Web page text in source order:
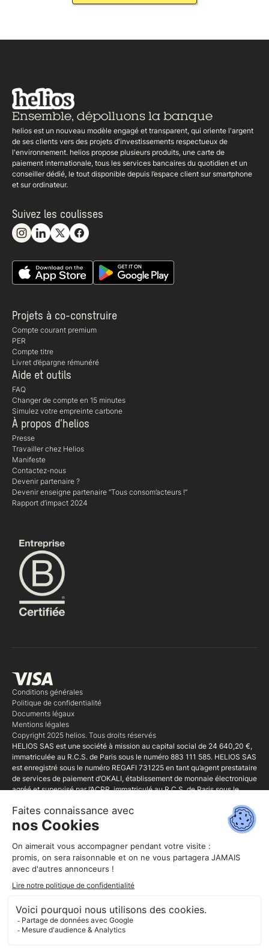
Ensemble, dépolluons la banque
helios est un nouveau modèle engagé et transparent, qui oriente l'argent
de ses clients vers des projets d'investissements respectueux de
l'environnement. helios propose plusieurs produits, une carte de
paiement internationale, tous les services bancaires du quotidien et un
conseiller dédié, le tout disponible depuis l’espace client sur smartphone
et sur ordinateur.
Suivez les coulisses
Projets à co-construire
Compte courant premium
PER
Compte titre
Livret d’épargne rémunéré
Aide et outils
FAQ
Changer de compte en 15 minutes
Simulez votre empreinte carbone
À propos d’helios
Presse
Travailler chez Helios
Manifeste
Contactez-nous
Devenir partenaire ?
Devenir enseigne partenaire “Tous consom’acteurs !“
Rapport d’impact 2024
Conditions générales
Politique de confidentialité
Documents légaux
Mentions légales
Copyright 2025 helios. Tous droits réservés
HELIOS SAS est une société à mission au capital social de 24 640,20 €,
immatriculée au R.C.S. de Paris sous le numéro 883 111 585. HELIOS SAS
est enregistré sous le numéro REGAFI 731225 en tant qu’agent prestataire
de services de paiement d’OKALI, établissement de monnaie électronique
agréé et supervisé par l’ACPR, immatriculé au R.C.S. de Paris sous le
75008 Paris. HELIOS SAS est également Mandataire d'intermédiaire
d'assurance (MIA) régie par le Code monétaire et financier (art. L.519 et
suivants et R.519-1 et suivants), immatriculée sous le No 20005731 au
Registre unique des intermédiaires en assurance, banque et finance tenu
par l'ORIAS (1 rue Jules Lefebvre 75311 Paris CEDEX 9 - www.orias.fr),
qui exerce sous le contrôle de l'Autorité de Contrôle Prudentiel et de
www.acpr.banque-france.fr.